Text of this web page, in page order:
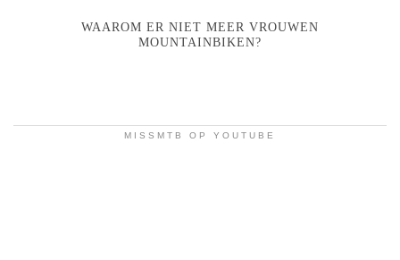
WAAROM ER NIET MEER VROUWEN
MOUNTAINBIKEN?
MISSMTB OP YOUTUBE